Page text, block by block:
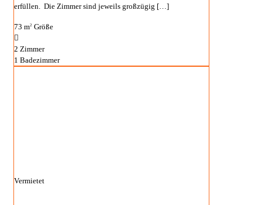
erfüllen. Die Zimmer sind jeweils großzügig […]
73 m2 Größe
2 Zimmer
1 Badezimmer
Vermietet